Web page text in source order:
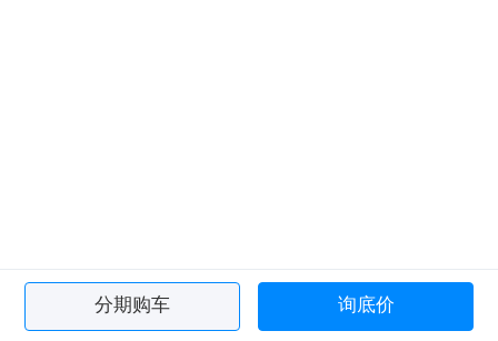
分期购车 询底价